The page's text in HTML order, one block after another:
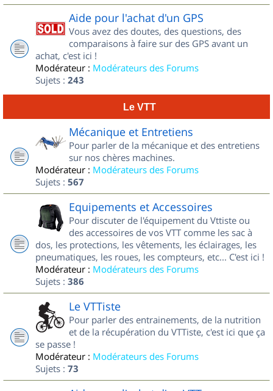
Aide pour l'achat d'un GPS
Vous avez des doutes, des questions, des
comparaisons à faire sur des GPS avant un
achat, c'est ici !
Modérateur : Modérateurs des Forums
Sujets : 243
Le VTT
Mécanique et Entretiens
Pour parler de la mécanique et des entretiens
sur nos chères machines.
Modérateur : Modérateurs des Forums
Sujets : 567
Equipements et Accessoires
Pour discuter de l'équipement du Vttiste ou
des accessoires de vos VTT comme les sac à
dos, les protections, les vêtements, les éclairages, les
pneumatiques, les roues, les compteurs, etc... C'est ici !
Modérateur : Modérateurs des Forums
Sujets : 386
Le VTTiste
Pour parler des entrainements, de la nutrition
et de la récupération du VTTiste, c'est ici que ça
se passe !
Modérateur : Modérateurs des Forums
Sujets : 73